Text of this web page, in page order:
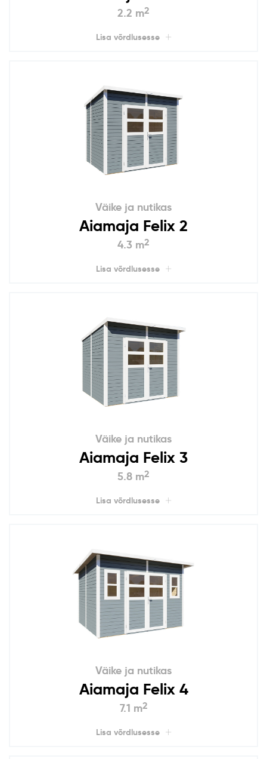
2.2 m2
Lisa võrdlusesse
Väike ja nutikas
Aiamaja Felix 2
4.3 m2
Lisa võrdlusesse
Väike ja nutikas
Aiamaja Felix 3
5.8 m2
Lisa võrdlusesse
Väike ja nutikas
Aiamaja Felix 4
7.1 m2
Lisa võrdlusesse